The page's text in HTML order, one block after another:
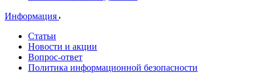
Информация
Статьи
Новости и акции
Вопрос-ответ
Политика информационной безопасности